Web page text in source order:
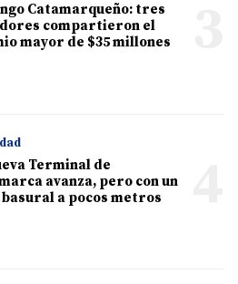
Catamarqueño: tres
compartieron el
mayor de $35 millones
Terminal de
avanza, pero con un
a pocos metros